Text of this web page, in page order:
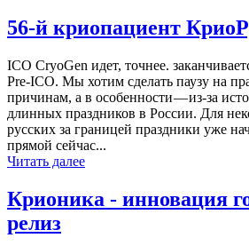
56-й криопациент
ICO CryoGen идет, точнее.
Pre-ICO. Мы хотим сделать паузу на
причинам, а в особенности — из-за
длинных праздников в России. Для
русских за границей праздники уже
прямой сейчас...
Читать далее
Крионика - инновация
релиз